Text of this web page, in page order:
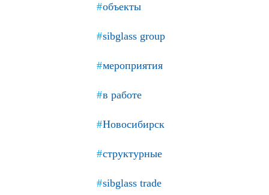
объекты
sibglass group
мероприятия
в работе
Новосибирск
структурные
sibglass trade